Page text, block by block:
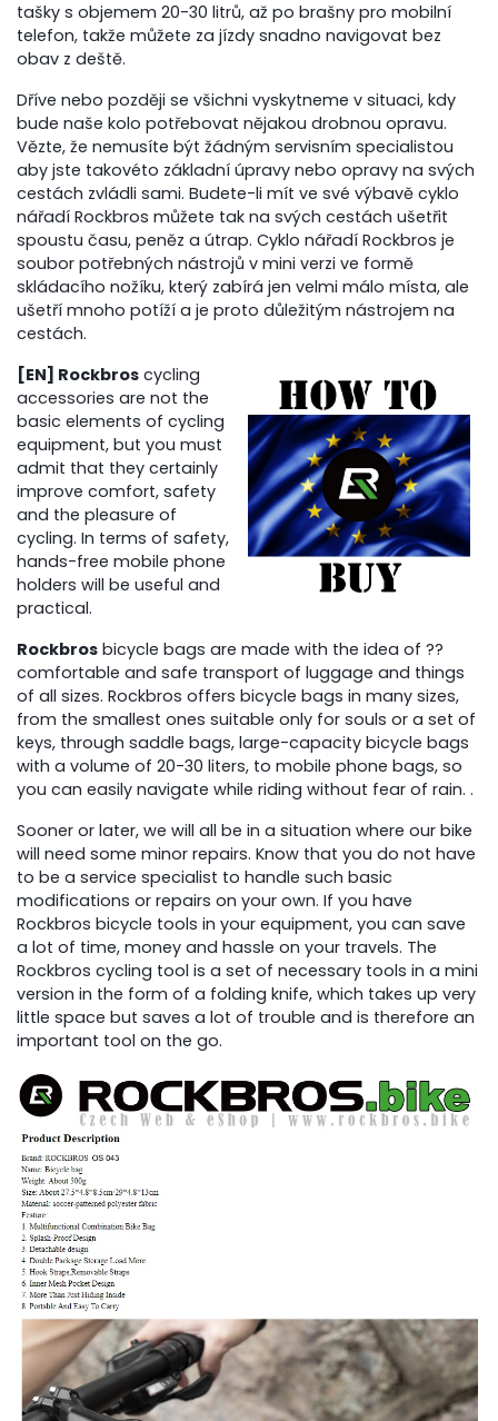
tašky s objemem 20-30 litrů, až po brašny pro mobilní
telefon, takže můžete za jízdy snadno navigovat bez
obav z deště.
Dříve nebo později se všichni vyskytneme v situaci, kdy
bude naše kolo potřebovat nějakou drobnou opravu.
Vězte, že nemusíte být žádným servisním specialistou
aby jste takovéto základní úpravy nebo opravy na svých
cestách zvládli sami. Budete-li mít ve své výbavě cyklo
nářadí Rockbros můžete tak na svých cestách ušetřit
spoustu času, peněz a útrap. Cyklo nářadí Rockbros je
soubor potřebných nástrojů v mini verzi ve formě
skládacího nožíku, který zabírá jen velmi málo místa, ale
ušetří mnoho potíží a je proto důležitým nástrojem na
cestách.
[EN] Rockbros cycling
accessories are not the
basic elements of cycling
equipment, but you must
admit that they certainly
improve comfort, safety
and the pleasure of
cycling. In terms of safety,
hands-free mobile phone
holders will be useful and
practical.
Rockbros bicycle bags are made with the idea of ??
comfortable and safe transport of luggage and things
of all sizes. Rockbros offers bicycle bags in many sizes,
from the smallest ones suitable only for souls or a set of
keys, through saddle bags, large-capacity bicycle bags
with a volume of 20-30 liters, to mobile phone bags, so
you can easily navigate while riding without fear of rain. .
Sooner or later, we will all be in a situation where our bike
will need some minor repairs. Know that you do not have
to be a service specialist to handle such basic
modifications or repairs on your own. If you have
Rockbros bicycle tools in your equipment, you can save
a lot of time, money and hassle on your travels. The
Rockbros cycling tool is a set of necessary tools in a mini
version in the form of a folding knife, which takes up very
little space but saves a lot of trouble and is therefore an
important tool on the go.